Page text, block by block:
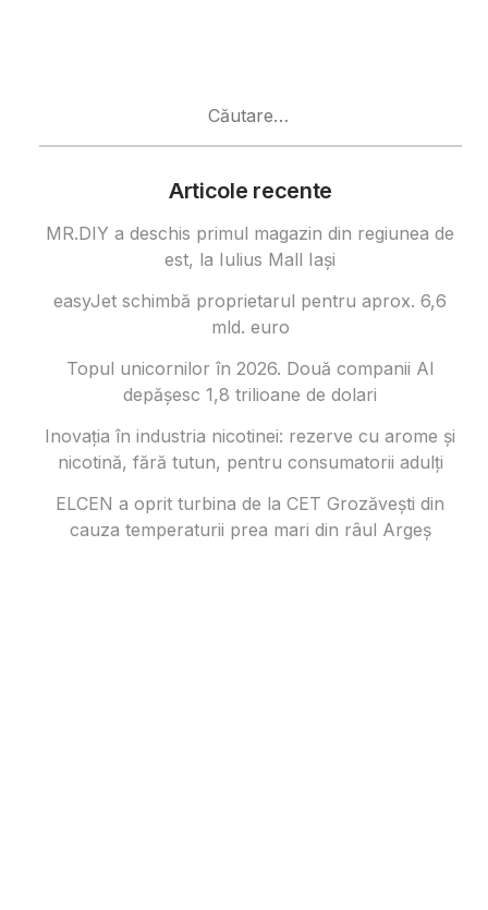
Articole recente
MR.DIY a deschis primul magazin din regiunea de
est, la Iulius Mall Iași
easyJet schimbă proprietarul pentru aprox. 6,6
mld. euro
Topul unicornilor în 2026. Două companii AI
depășesc 1,8 trilioane de dolari
Inovația în industria nicotinei: rezerve cu arome și
nicotină, fără tutun, pentru consumatorii adulți
ELCEN a oprit turbina de la CET Grozăvești din
cauza temperaturii prea mari din râul Argeș